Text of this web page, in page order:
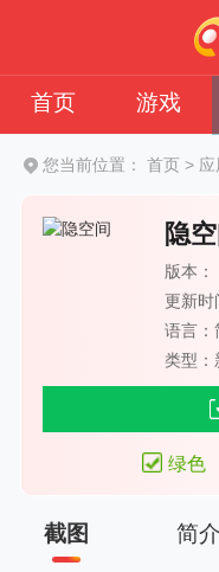
首页 游戏
您当前位置： 首页 > 应
隐
版本
更新时
语言：
类型：
绿色
截图 简介